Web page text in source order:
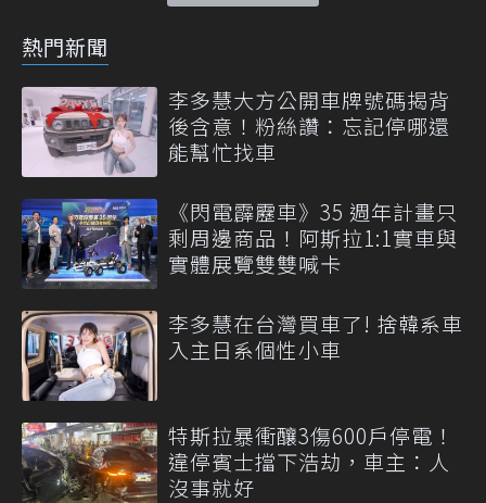
熱門新聞
李多慧大方公開車牌號碼揭背
後含意！粉絲讚：忘記停哪還
能幫忙找車
《閃電霹靂車》35 週年計畫只
剩周邊商品！阿斯拉1:1實車與
實體展覽雙雙喊卡
李多慧在台灣買車了! 捨韓系車
入主日系個性小車
特斯拉暴衝釀3傷600戶停電！
違停賓士擋下浩劫，車主：人
沒事就好